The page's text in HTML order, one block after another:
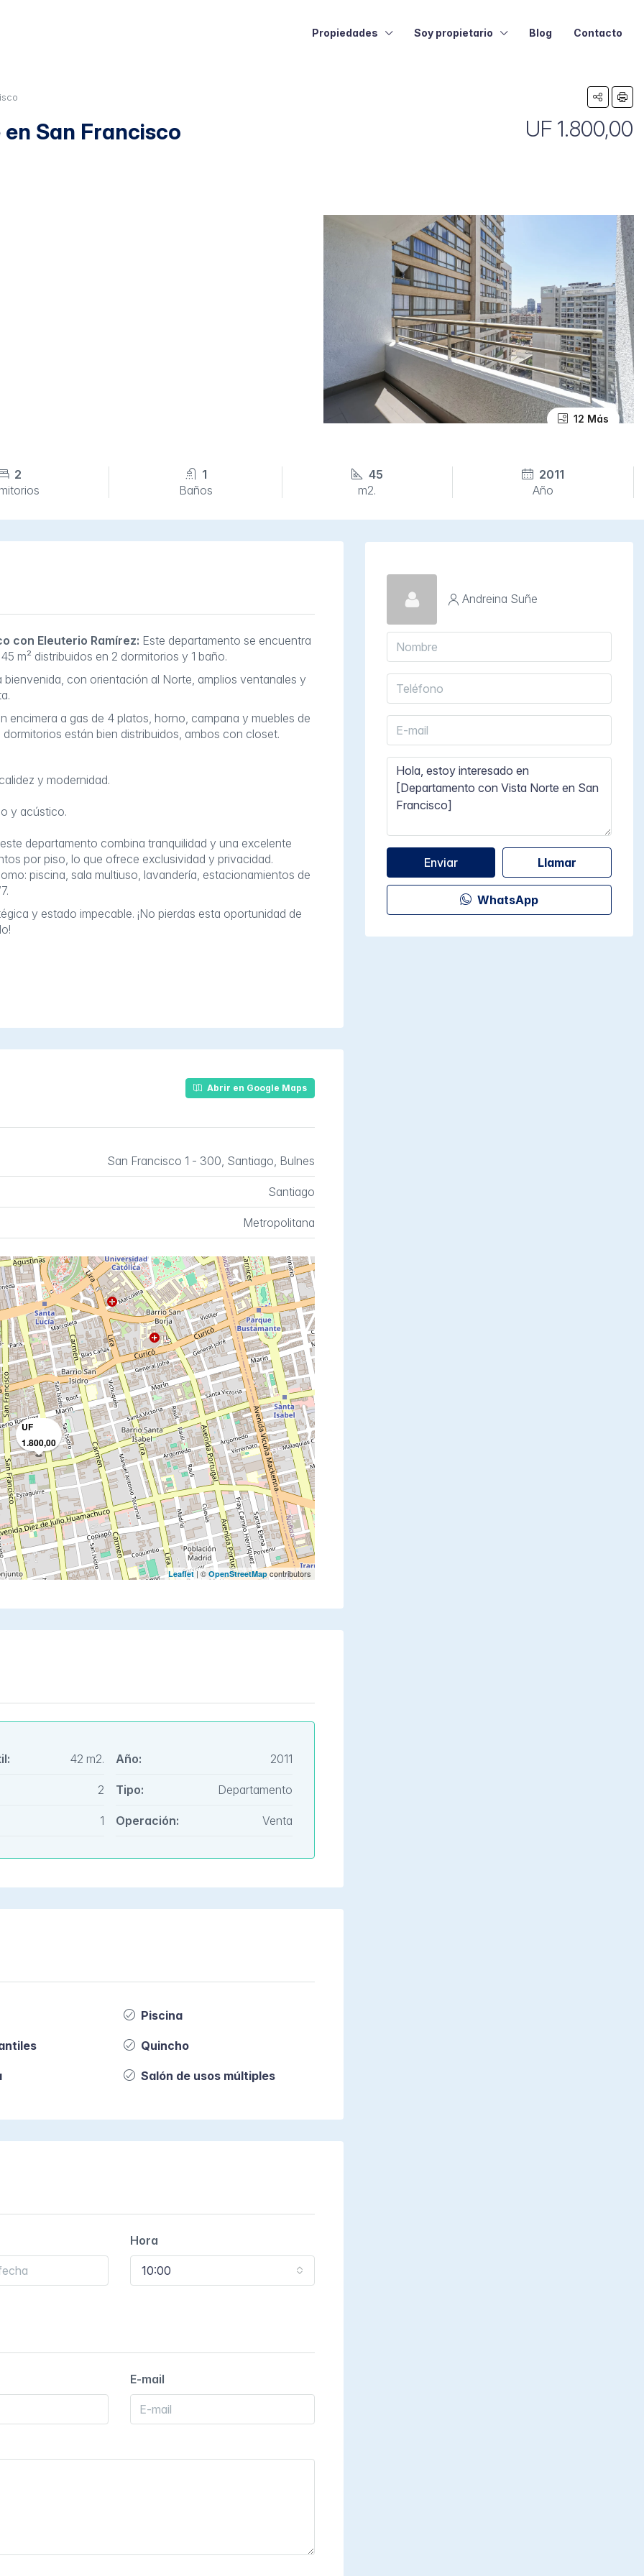
Propiedades Soy propietario Blog Contacto
San Francisco UF 1.800,00
12 Más
2
1
Baños
45
m2.
2011
Año
con Eleuterio Ramírez: Este departamento se encuentra
m² distribuidos en 2 dormitorios y 1 baño.
con orientación al Norte, amplios ventanales y
a gas de 4 platos, horno, campana y muebles de
están bien distribuidos, ambos con closet.
y modernidad.
y acústico.
departamento combina tranquilidad y una excelente
por piso, lo que ofrece exclusividad y privacidad.
piscina, sala multiuso, lavandería, estacionamientos de
y estado impecable. ¡No pierdas esta oportunidad de
Abrir en Google Maps
San Francisco 1 - 300, Santiago, Bulnes
Santiago
Metropolitana
UF
1.800,00
Leaflet| © OpenStreetMapcontributors
42 m2.
2
1
Año: 2011
Tipo: Departamento
Operación: Venta
Piscina
Quincho
Salón de usos múltiples
Hora
10:00
E-mail
Andreina Suñe
Enviar Llamar
WhatsApp